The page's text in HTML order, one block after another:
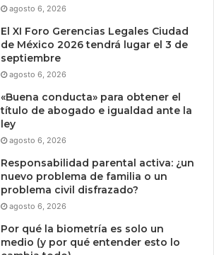
agosto 6, 2026
El XI Foro Gerencias Legales Ciudad
de México 2026 tendrá lugar el 3 de
septiembre
agosto 6, 2026
«Buena conducta» para obtener el
título de abogado e igualdad ante la
ley
agosto 6, 2026
Responsabilidad parental activa: ¿un
nuevo problema de familia o un
problema civil disfrazado?
agosto 6, 2026
Por qué la biometría es solo un
medio (y por qué entender esto lo